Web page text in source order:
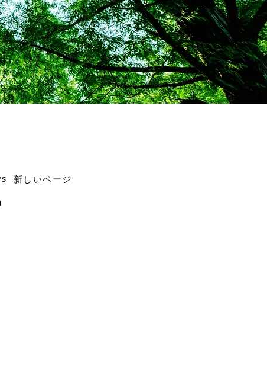
新しいページ